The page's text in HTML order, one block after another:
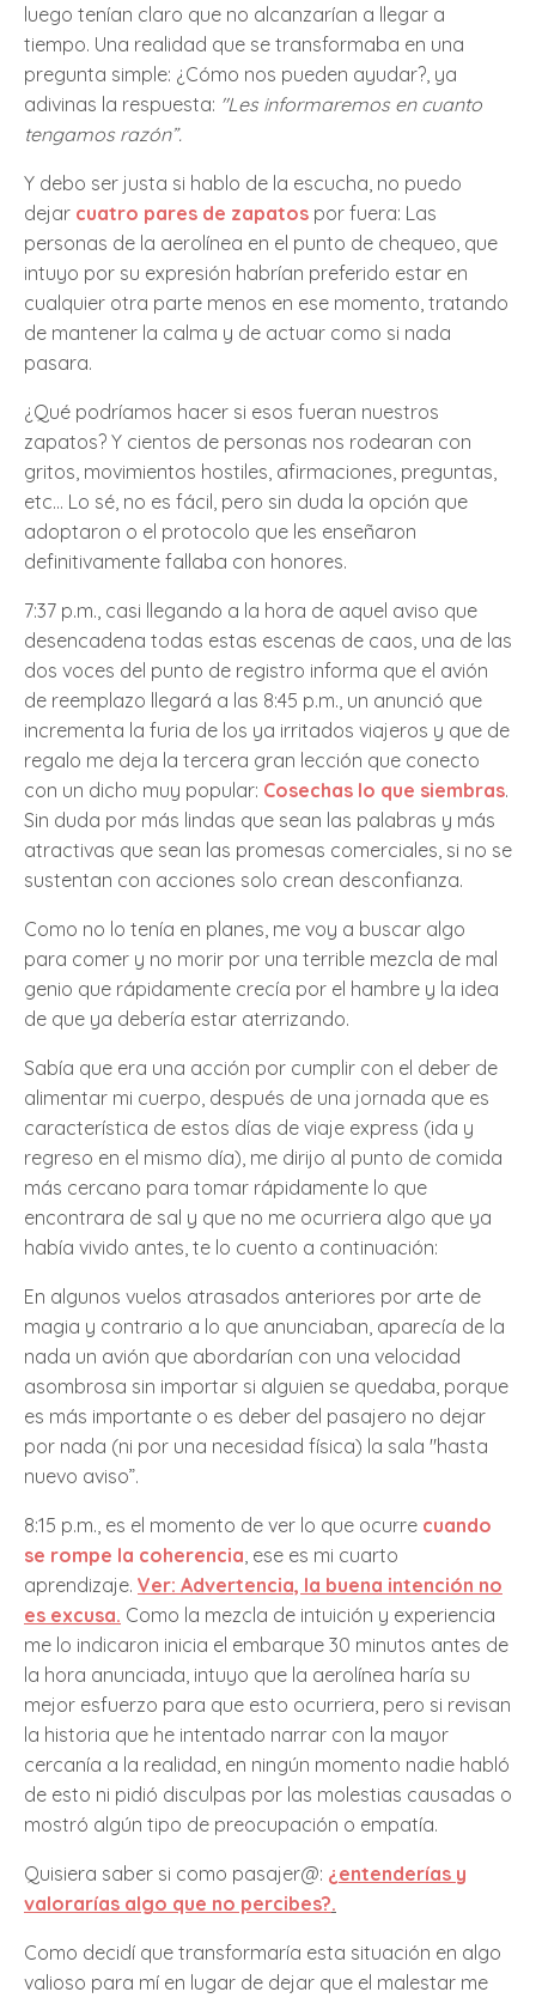
luego tenían claro que no alcanzarían a llegar a
tiempo. Una realidad que se transformaba en una
pregunta simple: ¿Cómo nos pueden ayudar?, ya
adivinas la respuesta: "Les informaremos en cuanto
tengamos razón”.
Y debo ser justa si hablo de la escucha, no puedo
dejar cuatro pares de zapatos por fuera: Las
personas de la aerolínea en el punto de chequeo, que
intuyo por su expresión habrían preferido estar en
cualquier otra parte menos en ese momento, tratando
de mantener la calma y de actuar como si nada
pasara.
¿Qué podríamos hacer si esos fueran nuestros
zapatos? Y cientos de personas nos rodearan con
gritos, movimientos hostiles, afirmaciones, preguntas,
etc… Lo sé, no es fácil, pero sin duda la opción que
adoptaron o el protocolo que les enseñaron
definitivamente fallaba con honores.
7:37 p.m., casi llegando a la hora de aquel aviso que
desencadena todas estas escenas de caos, una de las
dos voces del punto de registro informa que el avión
de reemplazo llegará a las 8:45 p.m., un anunció que
incrementa la furia de los ya irritados viajeros y que de
regalo me deja la tercera gran lección que conecto
con un dicho muy popular: Cosechas lo que siembras.
Sin duda por más lindas que sean las palabras y más
atractivas que sean las promesas comerciales, si no se
sustentan con acciones solo crean desconfianza.
Como no lo tenía en planes, me voy a buscar algo
para comer y no morir por una terrible mezcla de mal
genio que rápidamente crecía por el hambre y la idea
de que ya debería estar aterrizando.
Sabía que era una acción por cumplir con el deber de
alimentar mi cuerpo, después de una jornada que es
característica de estos días de viaje express (ida y
regreso en el mismo día), me dirijo al punto de comida
más cercano para tomar rápidamente lo que
encontrara de sal y que no me ocurriera algo que ya
había vivido antes, te lo cuento a continuación:
En algunos vuelos atrasados anteriores por arte de
magia y contrario a lo que anunciaban, aparecía de la
nada un avión que abordarían con una velocidad
asombrosa sin importar si alguien se quedaba, porque
es más importante o es deber del pasajero no dejar
por nada (ni por una necesidad física) la sala "hasta
nuevo aviso”.
8:15 p.m., es el momento de ver lo que ocurre cuando
se rompe la coherencia , ese es mi cuarto
aprendizaje. Ver: Advertencia, la buena intención no
es excusa. Como la mezcla de intuición y experiencia
me lo indicaron inicia el embarque 30 minutos antes de
la hora anunciada, intuyo que la aerolínea haría su
mejor esfuerzo para que esto ocurriera, pero si revisan
la historia que he intentado narrar con la mayor
cercanía a la realidad, en ningún momento nadie habló
de esto ni pidió disculpas por las molestias causadas o
mostró algún tipo de preocupación o empatía.
Quisiera saber si como pasajer@: ¿entenderías y
valorarías algo que no percibes?.
Como decidí que transformaría esta situación en algo
valioso para mí en lugar de dejar que el malestar me